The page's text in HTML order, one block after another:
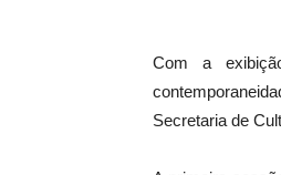
Com a
Secretaria de